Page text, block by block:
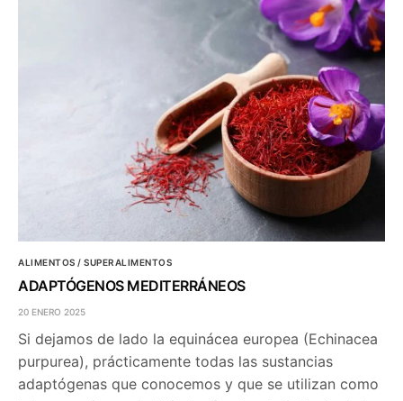
ALIMENTOS / SUPERALIMENTOS
ADAPTÓGENOS MEDITERRÁNEOS
20 ENERO 2025
Si dejamos de lado la equinácea europea (Echinacea
purpurea), prácticamente todas las sustancias
adaptógenas que conocemos y que se utilizan como